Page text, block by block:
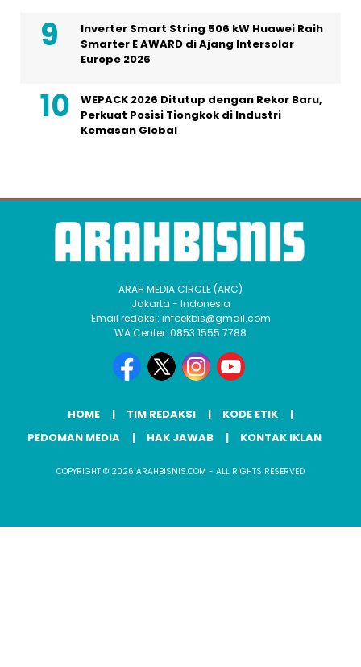
Inverter Smart String 506 kW Huawei Raih
Smarter E AWARD di Ajang Intersolar
Europe 2026
WEPACK 2026 Ditutup dengan Rekor Baru,
Perkuat Posisi Tiongkok di Industri
Kemasan Global
ARAH MEDIA CIRCLE (ARC)
Jakarta - Indonesia
Email redaksi: infoekbis@gmail.com
WA Center: 0853 1555 7788
HOME TIM REDAKSI
KODE ETIK
PEDOMAN MEDIA
HAK JAWAB KONTAK IKLAN
COPYRIGHT © 2026 ARAHBISNIS.COM - ALL RIGHTS RESERVED